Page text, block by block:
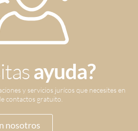
ayuda?
y servicios jurícos que necesites en
contactos gratuito.
nosotros